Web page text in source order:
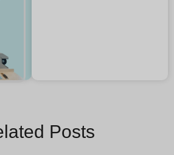
Posts